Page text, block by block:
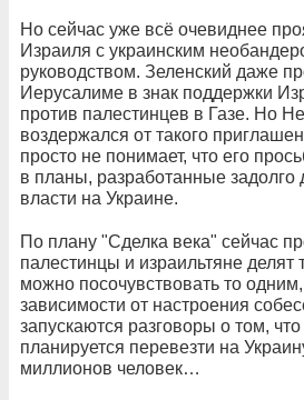
Но сейчас уже всё очевиднее
Израиля с украинским
руководством. Зеленский даже
Иерусалиме в знак поддержки
против палестинцев в Газе. Но
воздержался от такого
просто не понимает, что его
в планы, разработанные задолго
власти на Украине.
По плану "Сделка века" сейчас
палестинцы и израильтяне делят
можно посочувствовать то
зависимости от настроения
запускаются разговоры о том,
планируется перевезти на
миллионов человек…